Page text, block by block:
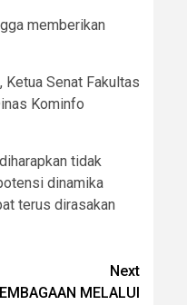
memberikan
Senat Fakultas
Kominfo
tidak
dinamika
terus dirasakan
Next
MELALUI